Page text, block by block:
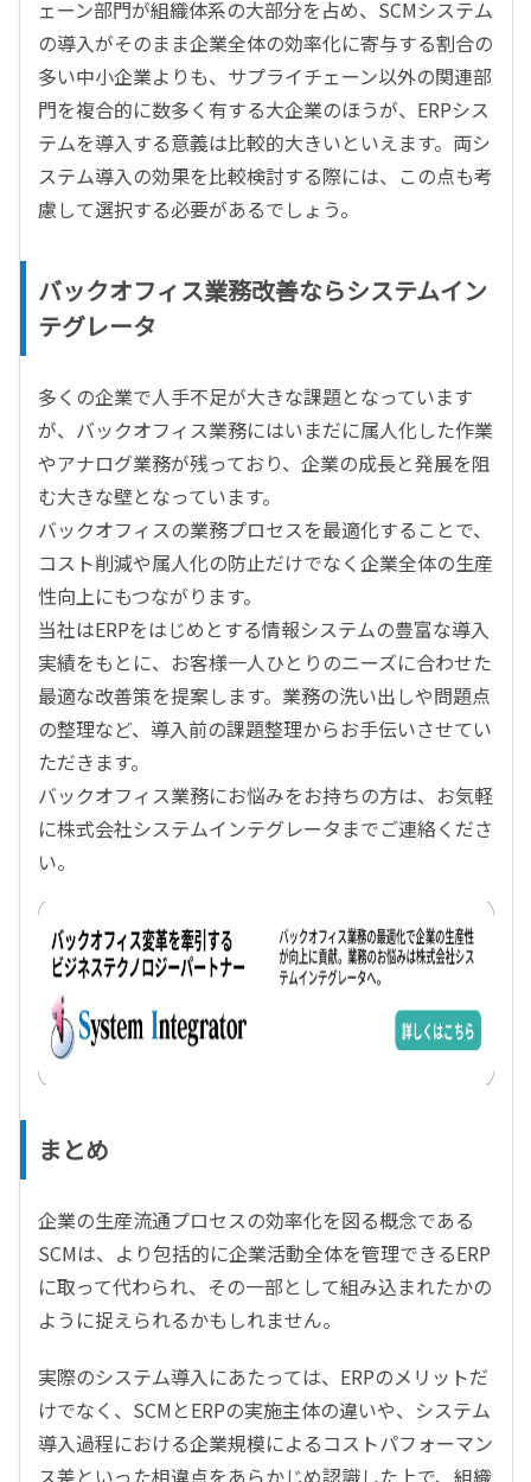
ェーン部門が組織体系の大部分を占め、SCMシステム
の導入がそのまま企業全体の効率化に寄与する割合の
多い中小企業よりも、サプライチェーン以外の関連部
門を複合的に数多く有する大企業のほうが、ERPシス
テムを導入する意義は比較的大きいといえます。両シ
ステム導入の効果を比較検討する際には、この点も考
慮して選択する必要があるでしょう。
バックオフィス業務改善ならシステムイン
テグレータ
多くの企業で人手不足が大きな課題となっています
が、バックオフィス業務にはいまだに属人化した作業
やアナログ業務が残っており、企業の成長と発展を阻
む大きな壁となっています。
バックオフィスの業務プロセスを最適化することで、
コスト削減や属人化の防止だけでなく企業全体の生産
性向上にもつながります。
当社はERPをはじめとする情報システムの豊富な導入
実績をもとに、お客様一人ひとりのニーズに合わせた
最適な改善策を提案します。業務の洗い出しや問題点
の整理など、導入前の課題整理からお手伝いさせてい
ただきます。
バックオフィス業務にお悩みをお持ちの方は、お気軽
に株式会社システムインテグレータまでご連絡くださ
い。
まとめ
企業の生産流通プロセスの効率化を図る概念である
SCMは、より包括的に企業活動全体を管理できるERP
に取って代わられ、その一部として組み込まれたかの
ように捉えられるかもしれません。
実際のシステム導入にあたっては、ERPのメリットだ
けでなく、SCMとERPの実施主体の違いや、システム
導入過程における企業規模によるコストパフォーマン
ス差といった相違点をあらかじめ認識した上で、組織